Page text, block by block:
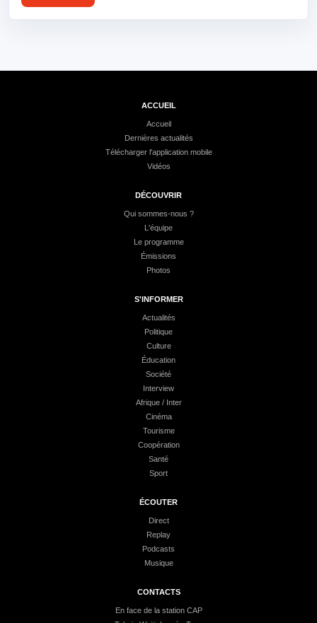
ACCUEIL
Accueil
Dernières actualités
Télécharger l'application mobile
Vidéos
DÉCOUVRIR
Qui sommes-nous ?
L'équipe
Le programme
Émissions
Photos
S'INFORMER
Actualités
Politique
Culture
Éducation
Société
Interview
Afrique / Inter
Cinéma
Tourisme
Coopération
Santé
Sport
ÉCOUTER
Direct
Replay
Podcasts
Musique
CONTACTS
En face de la station CAP